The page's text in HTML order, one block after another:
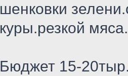
шенковки
куры.резкой
Бюджет 15-